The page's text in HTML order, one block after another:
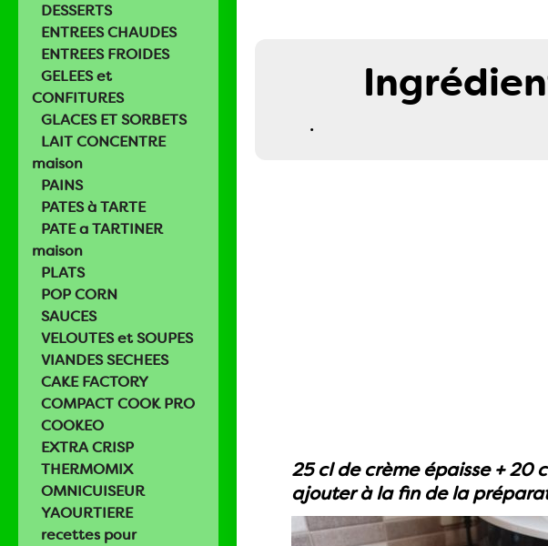
DESSERTS
ENTREES CHAUDES
ENTREES FROIDES
GELEES et
CONFITURES
GLACES ET SORBETS
LAIT CONCENTRE
maison
PAINS
PATES à TARTE
PATE a TARTINER
maison
PLATS
POP CORN
SAUCES
VELOUTES et SOUPES
VIANDES SECHEES
CAKE FACTORY
COMPACT COOK PRO
COOKEO
EXTRA CRISP
THERMOMIX
OMNICUISEUR
YAOURTIERE
recettes pour
.
25 cl de crème épaisse + 20
ajouter à la fin de la